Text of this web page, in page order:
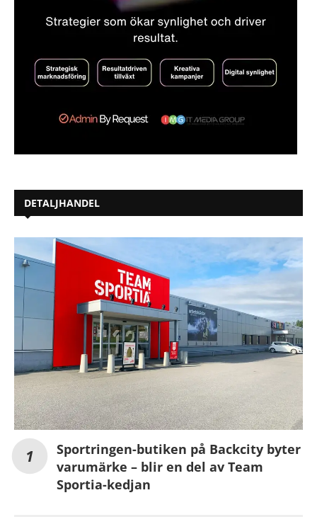
DETALJHANDEL
Sportringen-butiken på Backcity byter
varumärke – blir en del av Team
Sportia-kedjan